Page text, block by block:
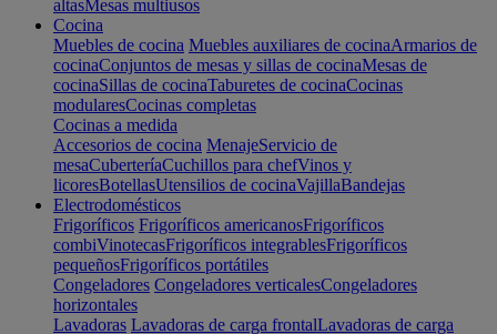
altasMesas multiusos
Cocina
Muebles de cocina Muebles auxiliares de cocinaArmarios de
cocinaConjuntos de mesas y sillas de cocinaMesas de
cocinaSillas de cocinaTaburetes de cocinaCocinas
modularesCocinas completas
Cocinas a medida
Accesorios de cocina MenajeServicio de
mesaCuberteríaCuchillos para chefVinos y
licoresBotellasUtensilios de cocinaVajillaBandejas
Electrodomésticos
Frigoríficos Frigoríficos americanosFrigoríficos
combiVinotecasFrigoríficos integrablesFrigoríficos
pequeñosFrigoríficos portátiles
Congeladores Congeladores verticalesCongeladores
horizontales
Lavadoras Lavadoras de carga frontalLavadoras de carga